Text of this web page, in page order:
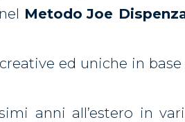
Metodo Joe
ed uniche in
anni all’estero in